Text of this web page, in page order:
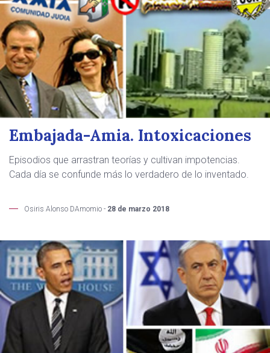
Embajada-Amia. Intoxicaciones
Episodios que arrastran teorías y cultivan impotencias.
Cada día se confunde más lo verdadero de lo inventado.
Osiris Alonso DAmomio - 28 de marzo 2018